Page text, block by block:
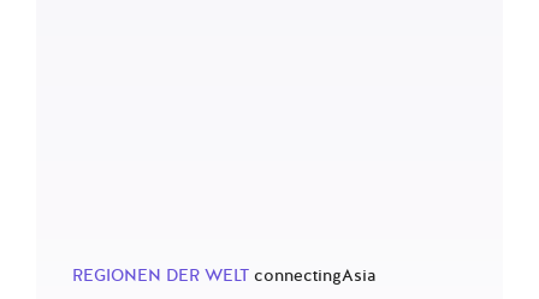
REGIONEN DER WELT connectingAsia